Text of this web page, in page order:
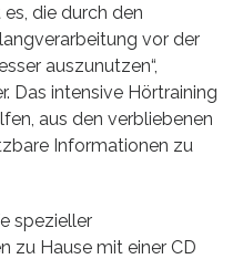
die durch den
vor der
auszunutzen“,
Das intensive Hörtraining
aus den verbliebenen
Informationen zu
spezieller
zu Hause mit einer CD